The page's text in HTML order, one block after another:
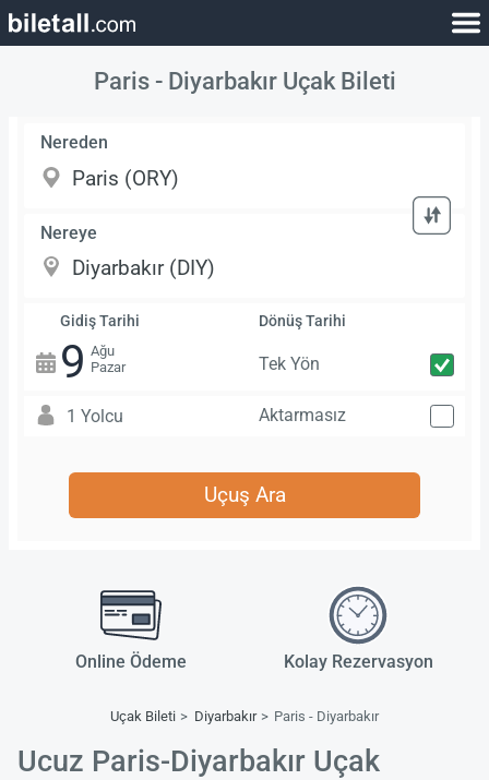
Paris - Diyarbakır Uçak Bileti
Nereden
Nereye
Gidiş Tarihi
9 Ağu
Pazar
Dönüş Tarihi
Tek Yön
1 Yolcu Aktarmasız
Uçuş Ara
Online Ödeme Kolay Rezervasyon
Uçak Bileti Diyarbakır Paris - Diyarbakır
Ucuz Paris-Diyarbakır Uçak